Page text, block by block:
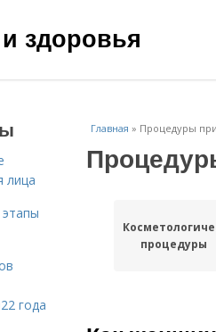
здоровья
Главная » Процедуры
процедуры
лица
года